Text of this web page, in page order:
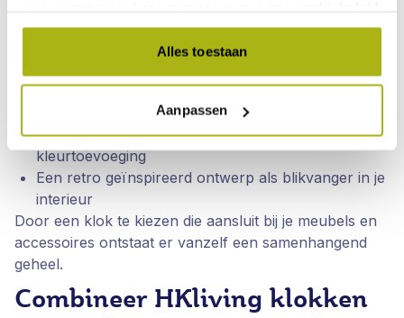
Alles toestaan
Aanpassen
een plank.
Populaire keuzes zijn onder andere:
Een HKliving tafelklok voor een dressoir of
Een klok in beige, groen of roze voor een subtiele
kleurtoevoeging
Een retro geïnspireerd ontwerp als blikvanger in je
interieur
Door een klok te kiezen die aansluit bij je meubels en
accessoires ontstaat er vanzelf een samenhangend
geheel.
Combineer HKliving klokken